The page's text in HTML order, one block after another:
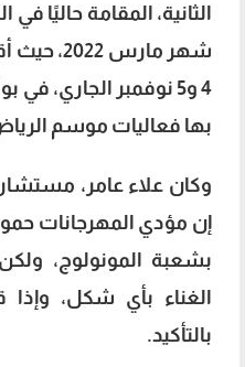
شهر مارس
4 و5 نوفمبر الجاري،
بها فعاليات موسم
وكان علاء عامر،
إن مؤدي المهرجانات حمو
بشعبة المونولوج،
الغناء بأي شكل،
بالتأكيد.